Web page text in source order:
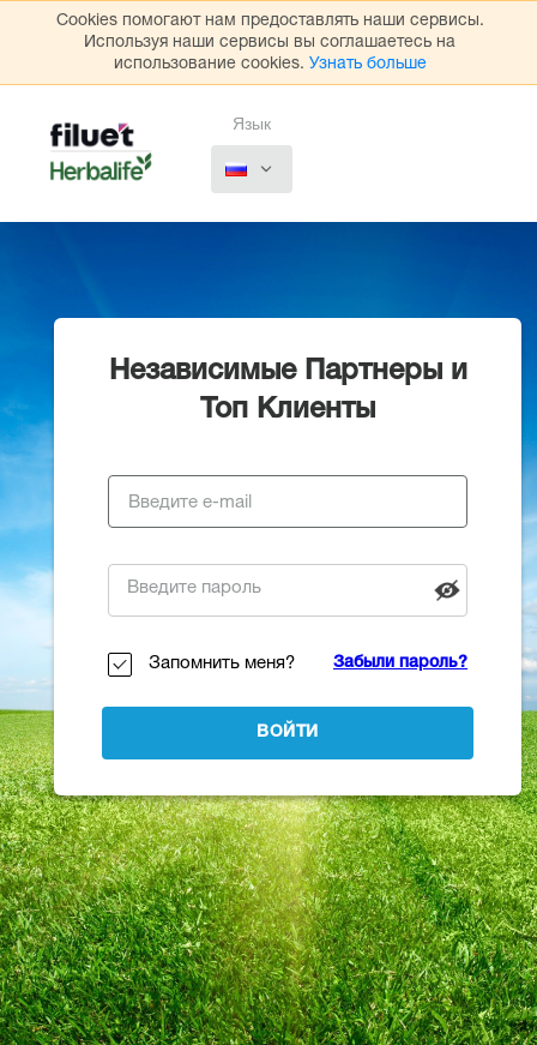
Cookies помогают нам предоставлять наши сервисы.
Используя наши сервисы вы соглашаетесь на
использование cookies. Узнать больше
Язык
Независимые Партнеры и
Топ Клиенты
Запомнить меня? Забыли пароль?
ВОЙТИ